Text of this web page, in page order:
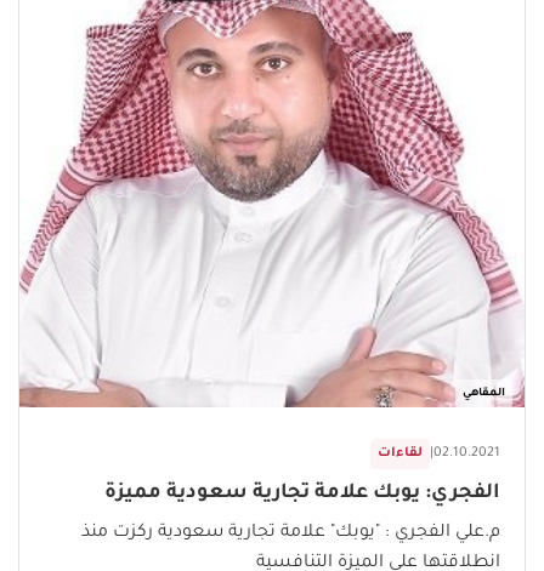
المقاهي
لقاءات 02.10.2021
الفجري: يوبك علامة تجارية سعودية مميزة
م.علي الفجري : "يوبك" علامة تجارية سعودية ركزت منذ
انطلاقتها على الميزة التنافسية